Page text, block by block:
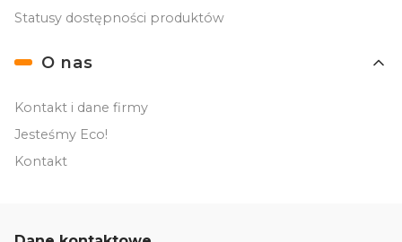
Statusy dostępności produktów
O nas
Kontakt i dane firmy
Jesteśmy Eco!
Kontakt